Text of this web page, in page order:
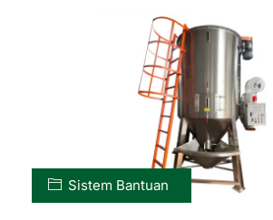
Sistem Bantuan